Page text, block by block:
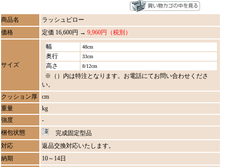
商品名
ラッシュピロー
価格
定価 16,600円 → 9,960円（税別）
サイズ
幅 48cm
奥行 33cm
高さ 8/12cm
※（）内は特注となります。お電話にてお問い合わせくださ
い。
クッション厚
cm
重量
kg
強度
-
梱包状態
完成固定型品
対応
返品交換対応いたします。
納期
10～14日